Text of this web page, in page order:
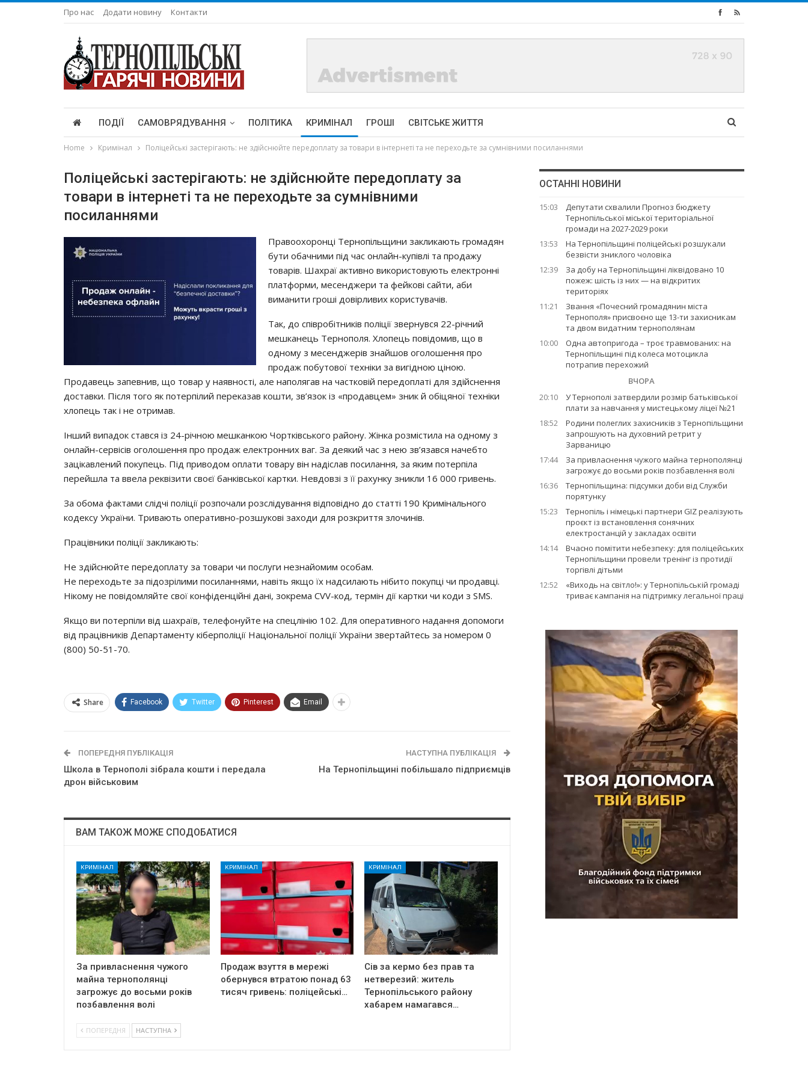
Про нас Додати новину Контакти
ПОДІЇ САМОВРЯДУВАННЯ ПОЛІТИКА КРИМІНАЛ ГРОШІ СВІТСЬКЕ ЖИТТЯ
Home Кримінал Поліцейські застерігають: не здійснюйте передоплату за товари в інтернеті та не переходьте за сумнівними посиланнями
Поліцейські застерігають: не здійснюйте передоплату за
товари в інтернеті та не переходьте за сумнівними
посиланнями
Правоохоронці Тернопільщини закликають громадян
бути обачними під час онлайн-купівлі та продажу
товарів. Шахраї активно використовують електронні
платформи, месенджери та фейкові сайти, аби
виманити гроші довірливих користувачів.
Так, до співробітників поліції звернувся 22-річний
мешканець Тернополя. Хлопець повідомив, що в
одному з месенджерів знайшов оголошення про
продаж побутової техніки за вигідною ціною.
Продавець запевнив, що товар у наявності, але наполягав на частковій передоплаті для здійснення
доставки. Після того як потерпілий переказав кошти, зв’язок із «продавцем» зник й обіцяної техніки
хлопець так і не отримав.
Інший випадок стався із 24-річною мешканкою Чортківського району. Жінка розмістила на одному з
онлайн-сервісів оголошення про продаж електронних ваг. За деякий час з нею зв’язався начебто
зацікавлений покупець. Під приводом оплати товару він надіслав посилання, за яким потерпіла
перейшла та ввела реквізити своєї банківської картки. Невдовзі з її рахунку зникли 16 000 гривень.
За обома фактами слідчі поліції розпочали розслідування відповідно до статті 190 Кримінального
кодексу України. Тривають оперативно-розшукові заходи для розкриття злочинів.
Працівники поліції закликають:
Не здійснюйте передоплату за товари чи послуги незнайомим особам.
Не переходьте за підозрілими посиланнями, навіть якщо їх надсилають нібито покупці чи продавці.
Нікому не повідомляйте свої конфіденційні дані, зокрема CVV-код, термін дії картки чи коди з SMS.
Якщо ви потерпіли від шахраїв, телефонуйте на спецлінію 102. Для оперативного надання допомоги
від працівників Департаменту кіберполіції Національної поліції України звертайтесь за номером 0
(800) 50-51-70.
Share Facebook Twitter Pinterest Email
ПОПЕРЕДНЯ ПУБЛІКАЦІЯ
Школа в Тернополі зібрала кошти і передала
дрон військовим
НАСТУПНА ПУБЛІКАЦІЯ
На Тернопільщині побільшало підприємців
ВАМ ТАКОЖ МОЖЕ СПОДОБАТИСЯ
КРИМІНАЛ
За привласнення чужого
майна тернополянці
загрожує до восьми років
позбавлення волі
КРИМІНАЛ
Продаж взуття в мережі
обернувся втратою понад 63
тисяч гривень: поліцейські…
КРИМІНАЛ
Сів за кермо без прав та
нетверезий: житель
Тернопільського району
хабарем намагався…
ПОПЕРЕДНЯ НАСТУПНА
ОСТАННІ НОВИНИ
15:03
Депутати схвалили Прогноз бюджету
Тернопільської міської територіальної
громади на 2027-2029 роки
13:53
На Тернопільщині поліцейські розшукали
безвісти зниклого чоловіка
12:39
За добу на Тернопільщині ліквідовано 10
пожеж: шість із них — на відкритих
територіях
11:21
Звання «Почесний громадянин міста
Тернополя» присвоєно ще 13-ти захисникам
та двом видатним тернополянам
10:00
Одна автопригода – троє травмованих: на
Тернопільщині під колеса мотоцикла
потрапив перехожий
ВЧОРА
20:10
У Тернополі затвердили розмір батьківської
плати за навчання у мистецькому ліцеї №21
18:52
Родини полеглих захисників з Тернопільщини
запрошують на духовний ретрит у
Зарваницю
17:44
За привласнення чужого майна тернополянці
загрожує до восьми років позбавлення волі
16:36
Тернопільщина: підсумки доби від Служби
порятунку
15:23
Тернопіль і німецькі партнери GIZ реалізують
проєкт із встановлення сонячних
електростанцій у закладах освіти
14:14
Вчасно помітити небезпеку: для поліцейських
Тернопільщини провели тренінг із протидії
торгівлі дітьми
12:52
«Виходь на світло!»: у Тернопільській громаді
триває кампанія на підтримку легальної праці